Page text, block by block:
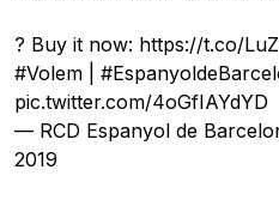
? Buy it now: https://t.co/
#Volem
pic.twitter.com/4oGfIAYdYD
— RCD Espanyol de
2019